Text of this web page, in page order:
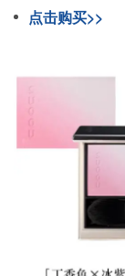
点击购买>>